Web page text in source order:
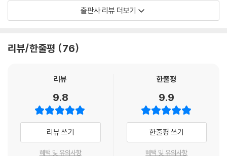
중학생 재승은 내일 일어날 일을 하루에 한 개씩만 예지해 주는 블랙북을
없이 학교와 집, 학원만 오가는 단조로운 일상을 살던 재승은 곧 블랙북에
없다고 생각한 재승은 처음으로 같은 반 아이들을 관찰하기로 한다. 그리
형민은 내일 이로치 포켓몬을 잡을 수 있을까?’, ‘최서인이 내일 김형민한
테 고백하면 사귈 수 있을까?’, ‘정유주는 내일 아이돌 오디션에 합격했다
는 연락을 받을까?’ 등등…….
그렇게 재승은 처음으로 내일이 기다려진다. 궁금해진다. 친구들도 재승을
출판사 리뷰 더보기
리뷰/한줄평 76
리뷰
9.8
리뷰 쓰기
혜택 및 유의사항
한줄평
9.9
한줄평 쓰기
혜택 및 유의사항